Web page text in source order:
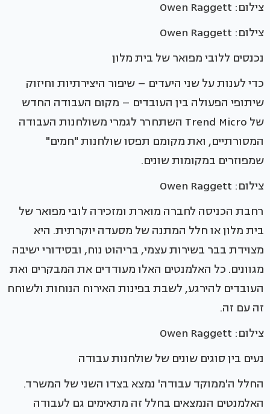
צילום: Owen Raggett
צילום: Owen Raggett
נכנסים ללובי מפואר של בית מלון
כדי לענות על שני היעדים – שיפור היצירתיות וחיזוק
שיתופי הפעולה בין העובדים – מקום העבודה החדש
של Trend Micro השתחרר לגמרי משולחנות העבודה
המסורתיים, ואת מקומם תפסו שולחנות "חמים"
שמפוזרים במקומות שונים.
צילום: Owen Raggett
רחבת הכניסה לחברה מוארת ומזכירה לובי מפואר של
בית מלון או חלל המתנה של מסעדה יוקרתית. היא
מצוידת בבר בשירות עצמי, בריהוט נוח, ובסידורי ישיבה
מגוונים. כל האלמנטים האלו מעודדים את המבקרים ואת
העובדים להירגע, לשבת בפינות האירוח הנוחות ולשוחח
זה עם זה.
צילום: Owen Raggett
נעים בין סוגים שונים של שולחנות עבודה
החלל ה'ממוקד עבודה' נמצא בצדו השני של המשרד.
האלמנטים הנמצאים בחלל זה מתאימים גם לעבודה